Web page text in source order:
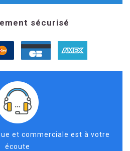
sécurisé
et commerciale est à votre
écoute